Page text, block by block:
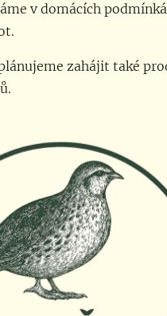
v domácích
zahájit také